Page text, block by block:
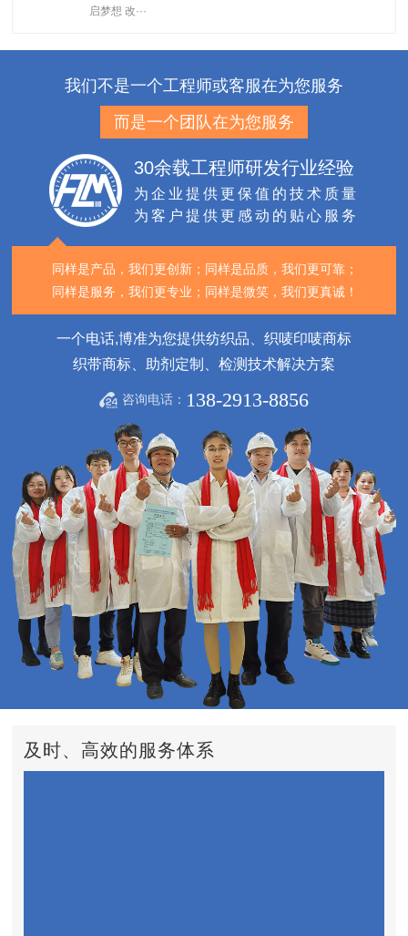
启梦想 改···
我们不是一个工程师或客服在为您服务
而是一个团队在为您服务
30余载工程师研发行业经验
为企业提供更保值的技术质量
为客户提供更感动的贴心服务
同样是产品，我们更创新； 同样是品质，我们更可靠；
同样是服务，我们更专业； 同样是微笑，我们更真诚！
一个电话,博准为您提供纺织品、织唛印唛商标
织带商标、助剂定制、检测技术解决方案
咨询电话： 138-2913-8856
及时、高效的服务体系